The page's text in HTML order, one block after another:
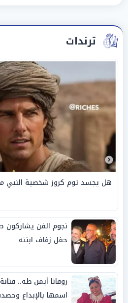
ترندات
هل يجسد توم كروز شخصية النبي
نجوم الفن
حفل زفاف ابنته
روفانا أيمن طه..
اسمها بالإبداع